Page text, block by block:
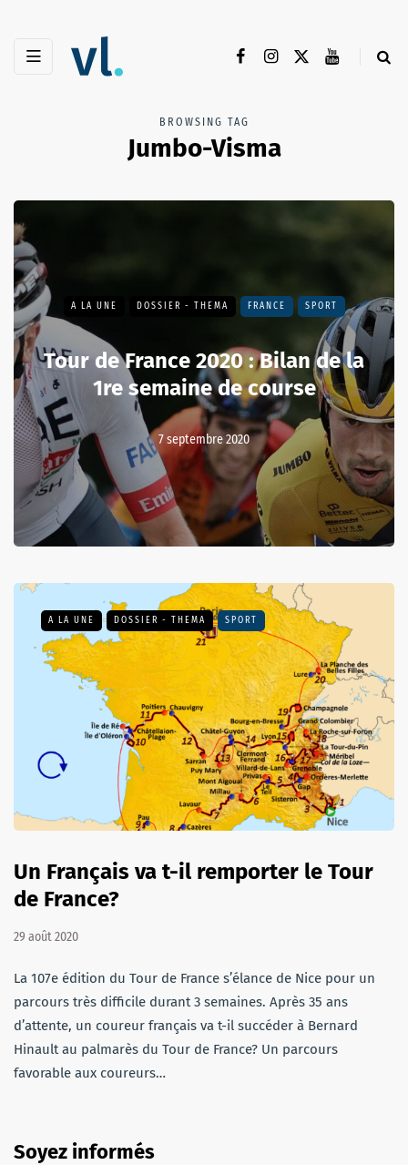
BROWSING TAG
Jumbo-Visma
A LA UNE DOSSIER - THEMA FRANCE SPORT
Tour de France 2020 : Bilan de la
1re semaine de course
7 septembre 2020
A LA UNE DOSSIER - THEMA SPORT
Un Français va t-il remporter le Tour
de France?
29 août 2020
La 107e édition du Tour de France s’élance de Nice pour un
parcours très difficile durant 3 semaines. Après 35 ans
d’attente, un coureur français va t-il succéder à Bernard
Hinault au palmarès du Tour de France? Un parcours
favorable aux coureurs…
Soyez informés